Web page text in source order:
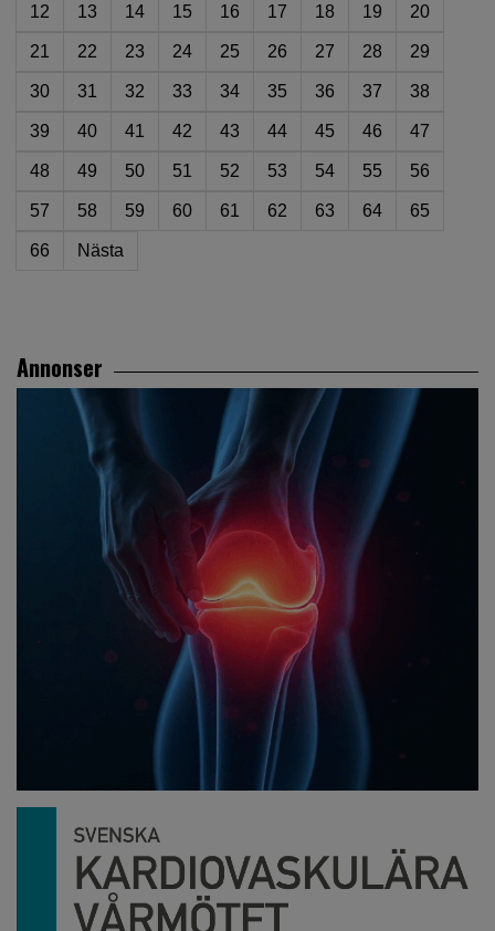
12 13 14 15 16 17 18 19 20
21 22 23 24 25 26 27 28 29
30 31 32 33 34 35 36 37 38
39 40 41 42 43 44 45 46 47
48 49 50 51 52 53 54 55 56
57 58 59 60 61 62 63 64 65
66 Nästa
Annonser